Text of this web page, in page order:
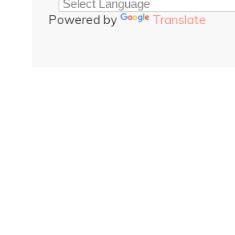
Powered by Translate